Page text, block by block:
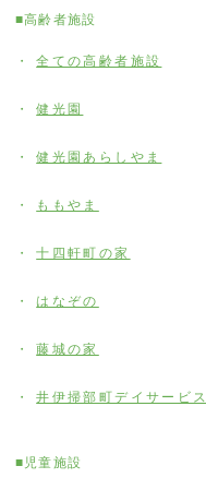
■高齢者施設
全ての高齢者施設
健光園
健光園あらしやま
ももやま
十四軒町の家
はなぞの
藤城の家
井伊掃部町デイサービス
■児童施設